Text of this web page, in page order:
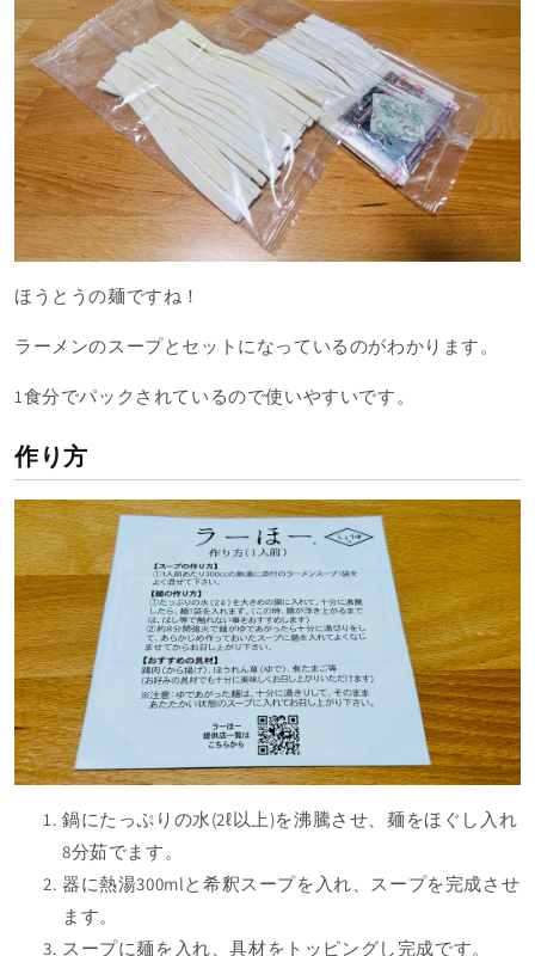
ほうとうの麺ですね！
ラーメンのスープとセットになっているのがわかります。
1食分でパックされているので使いやすいです。
作り方
鍋にたっぷりの水(2ℓ以上)を沸騰させ、麺をほぐし入れ
8分茹でます。
器に熱湯300mlと希釈スープを入れ、スープを完成させ
ます。
スープに麺を入れ、具材をトッピングし完成です。